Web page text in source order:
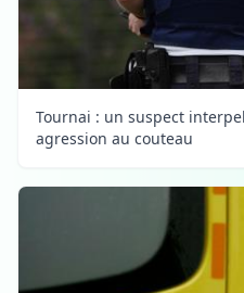
Tournai : un suspect
agression au couteau